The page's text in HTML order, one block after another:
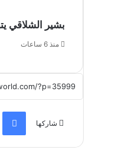
بشير الشلاقي
منذ 6 ساعات
شاركها